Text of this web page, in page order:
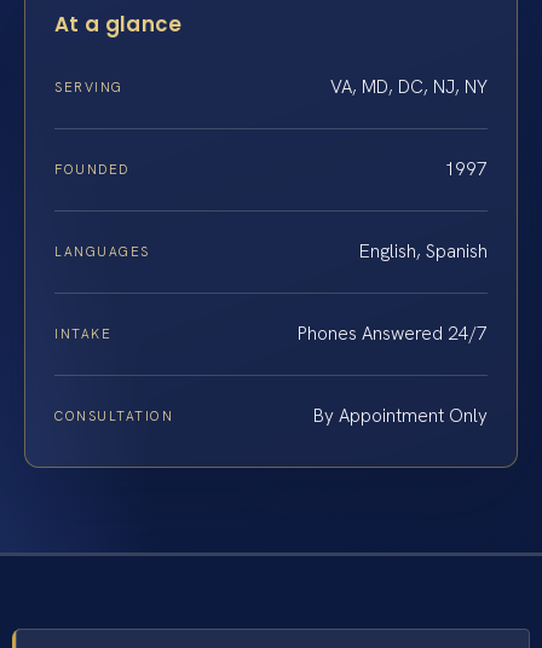
At a glance
SERVING VA, MD, DC, NJ, NY
FOUNDED 1997
LANGUAGES English, Spanish
INTAKE Phones Answered 24/7
CONSULTATION By Appointment Only